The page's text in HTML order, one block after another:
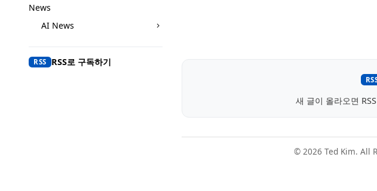
News
AI News
RSS RSS로 구독하기
새 글이 올라오면
© 2026 Ted Kim. All